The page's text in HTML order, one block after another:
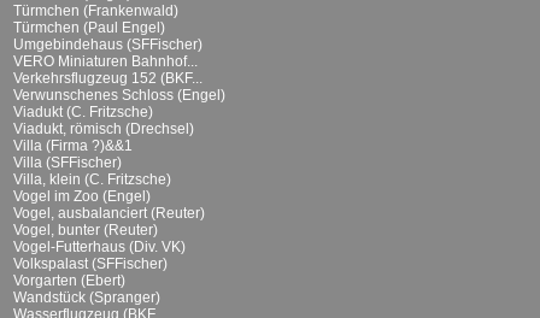
Türmchen (Frankenwald)
Türmchen (Paul Engel)
Umgebindehaus (SFFischer)
VERO Miniaturen Bahnhof...
Verkehrsflugzeug 152 (BKF...
Verwunschenes Schloss (Engel)
Viadukt (C. Fritzsche)
Viadukt, römisch (Drechsel)
Villa (Firma ?)&&1
Villa (SFFischer)
Villa, klein (C. Fritzsche)
Vogel im Zoo (Engel)
Vogel, ausbalanciert (Reuter)
Vogel, bunter (Reuter)
Vogel-Futterhaus (Div. VK)
Volkspalast (SFFischer)
Vorgarten (Ebert)
Wandstück (Spranger)
Wasserflugzeug (BKF